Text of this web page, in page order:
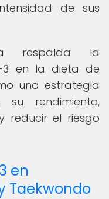
de sus
respalda la
3 en la dieta de
una estrategia
rendimiento,
reducir el riesgo
en
Taekwondo